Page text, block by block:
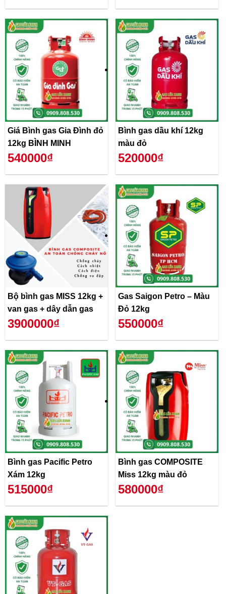
Giá Bình gas Gia Đình đỏ
12kg BÌNH MINH
540000₫
Bình gas dầu khí 12kg
màu đỏ
520000₫
Bộ bình gas MISS 12kg +
van gas + dây dẫn gas
3900000₫
Gas Saigon Petro – Màu
Đỏ 12kg
550000₫
Bình gas Pacific Petro
Xám 12kg
515000₫
Bình gas COMPOSITE
Miss 12kg màu đỏ
580000₫